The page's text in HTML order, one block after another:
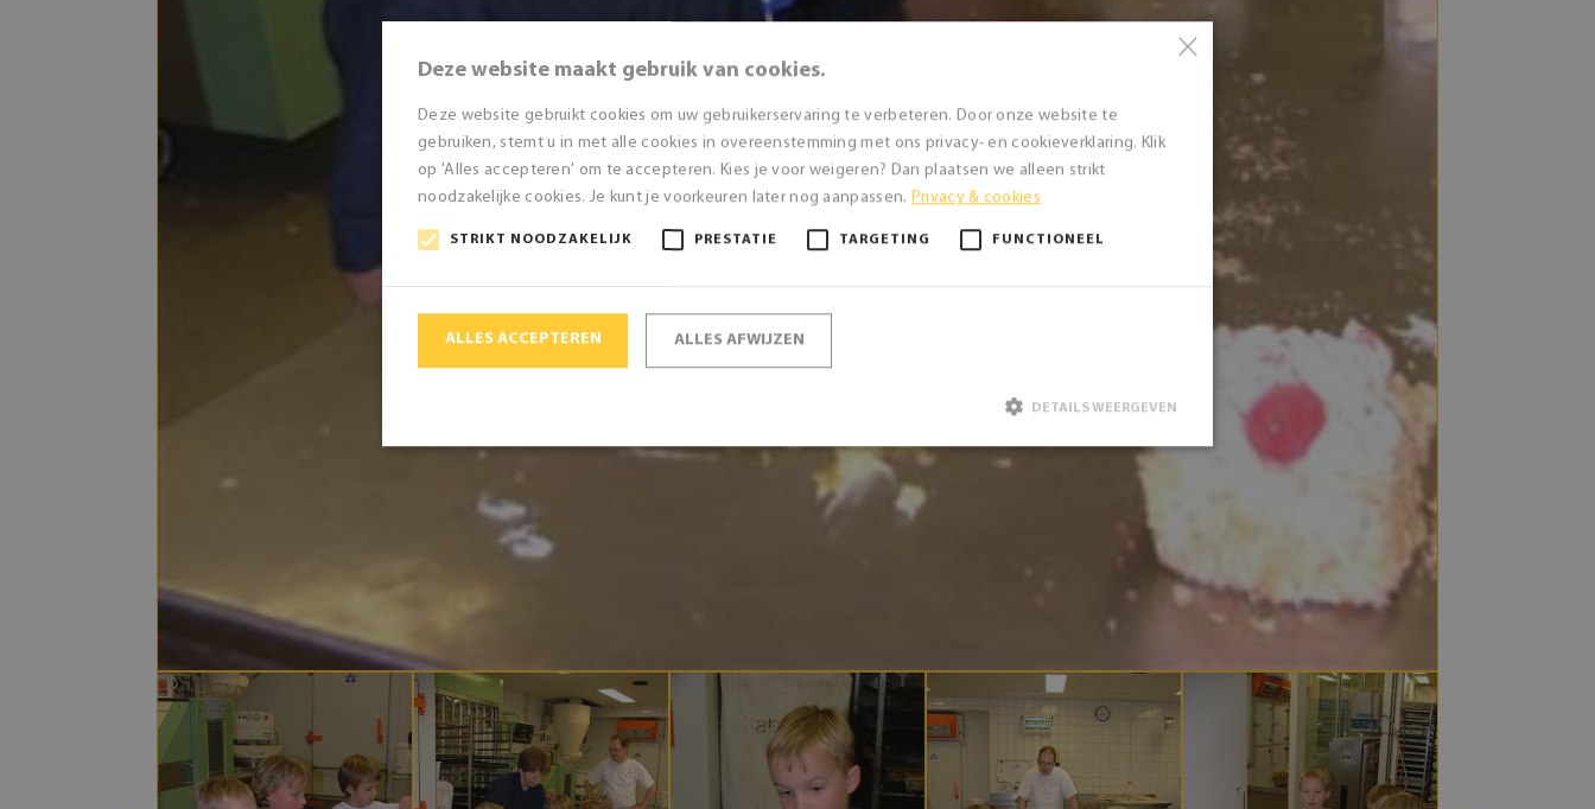
×
Deze website maakt gebruik van cookies.
Deze website gebruikt cookies om uw gebruikerservaring te verbeteren. Door onze website te
gebruiken, stemt u in met alle cookies in overeenstemming met ons privacy- en cookieverklaring. Klik
op 'Alles accepteren' om te accepteren. Kies je voor weigeren? Dan plaatsen we alleen strikt
noodzakelijke cookies. Je kunt je voorkeuren later nog aanpassen. Privacy & cookies
STRIKT NOODZAKELIJK PRESTATIE TARGETING FUNCTIONEEL
ALLES ACCEPTEREN ALLES AFWIJZEN
DETAILS WEERGEVEN
Targeting
Strikt noodzakelijke cookies maken de kernfunctionaliteiten van de website mogelijk, zoals gebruikersaanmelding en accountbeheer.
De website kan niet goed worden gebruikt zonder de strikt noodzakelijke cookies.
oog op de risicoanalyse.
CookieScriptConsent
CookieScript
www.bakkerijde7heerlijkheden.nl
1 maand
Deze cookie wordt gebruikt door de
Cookie-Script.com-service om de
cookievoorkeuren van bezoekers te
onthouden. De cookie-banner van
Cookie-Script.com is noodzakelijk om
correct te werken.